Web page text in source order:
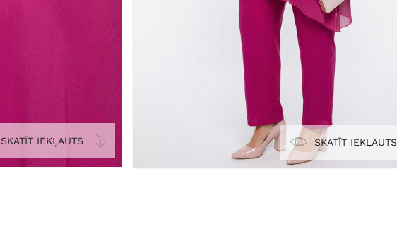
SKATĪT IEKĻAUTS SKATĪT IEKĻAUTS